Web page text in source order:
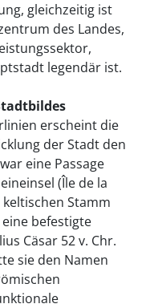
gleichzeitig ist
des Landes,
legendär ist.
erscheint die
der Stadt den
eine Passage
(Île de la
Stamm
befestigte
Cäsar 52 v. Chr.
sie den Namen